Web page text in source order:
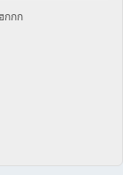
กกก